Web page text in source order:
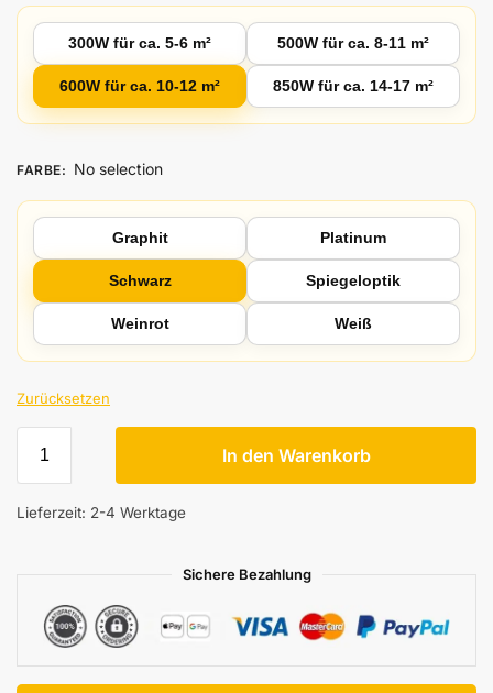
300W für ca. 5-6 m² 500W für ca. 8-11 m²
600W für ca. 10-12 m² 850W für ca. 14-17 m²
FARBE: No selection
Graphit Platinum
Schwarz Spiegeloptik
Weinrot Weiß
Zurücksetzen
In den Warenkorb
Lieferzeit: 2-4 Werktage
Sichere Bezahlung